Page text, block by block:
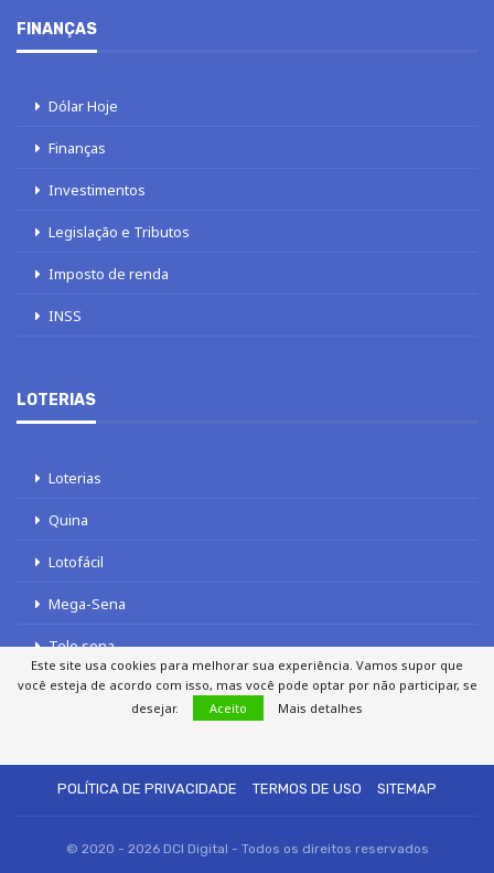
FINANÇAS
Dólar Hoje
Finanças
Investimentos
Legislação e Tributos
Imposto de renda
INSS
LOTERIAS
Loterias
Quina
Lotofácil
Mega-Sena
Tele sena
POLÍTICA DE PRIVACIDADE
TERMOS DE USO SITEMAP
© 2020 - 2026 DCI Digital - Todos os direitos reservados
Este site usa cookies para melhorar sua experiência. Vamos supor que
você esteja de acordo com isso, mas você pode optar por não participar, se
desejar.
Aceito Mais detalhes